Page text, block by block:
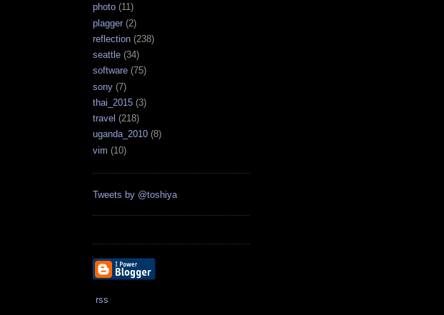
photo (11)
plagger (2)
reflection (238)
seattle (34)
software (75)
sony (7)
thai_2015 (3)
travel (218)
uganda_2010 (8)
vim (10)
Tweets by @toshiya
rss